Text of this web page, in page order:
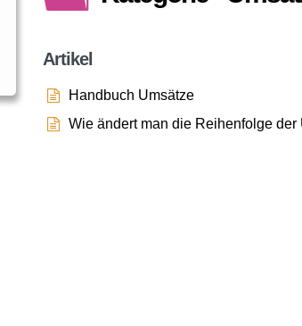
Artikel
Handbuch Umsätze
Wie ändert man die Reihenfolge der